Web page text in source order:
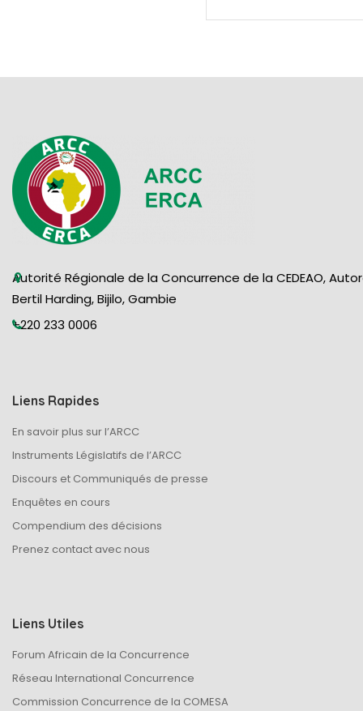
Autorité Régionale de la Concurrence de la CEDEAO,
Bertil Harding, Bijilo, Gambie
+220 233 0006
Liens Rapides
En savoir plus sur l’ARCC
Instruments Législatifs de l’ARCC
Discours et Communiqués de presse
Enquêtes en cours
Compendium des décisions
Prenez contact avec nous
Liens Utiles
Forum Africain de la Concurrence
Réseau International Concurrence
Commission Concurrence de la COMESA